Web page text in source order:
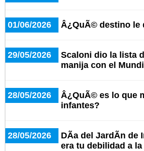
01/06/2026 Â¿QuÃ© destino le
29/05/2026
Scaloni dio la lista
manija con el
28/05/2026
Â¿QuÃ© es lo que
infantes?
28/05/2026
DÃ­a del JardÃ­n de
era tu debilidad a